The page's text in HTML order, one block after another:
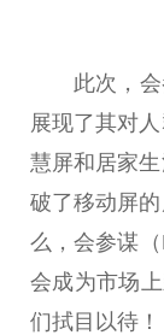
此次，
展现了其对
慧屏和居家
破了移动屏
么，会参谋
会成为市场
们拭目以待！